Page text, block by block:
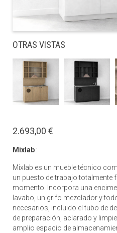
OTRAS VISTAS
2.693,00 €
Mixlab :
Mixlab es un mueble técnico
un puesto de trabajo totalmente
momento. Incorpora una
lavabo, un grifo mezclador y
necesarios, incluido el tubo de
de preparación, aclarado y
amplio espacio de